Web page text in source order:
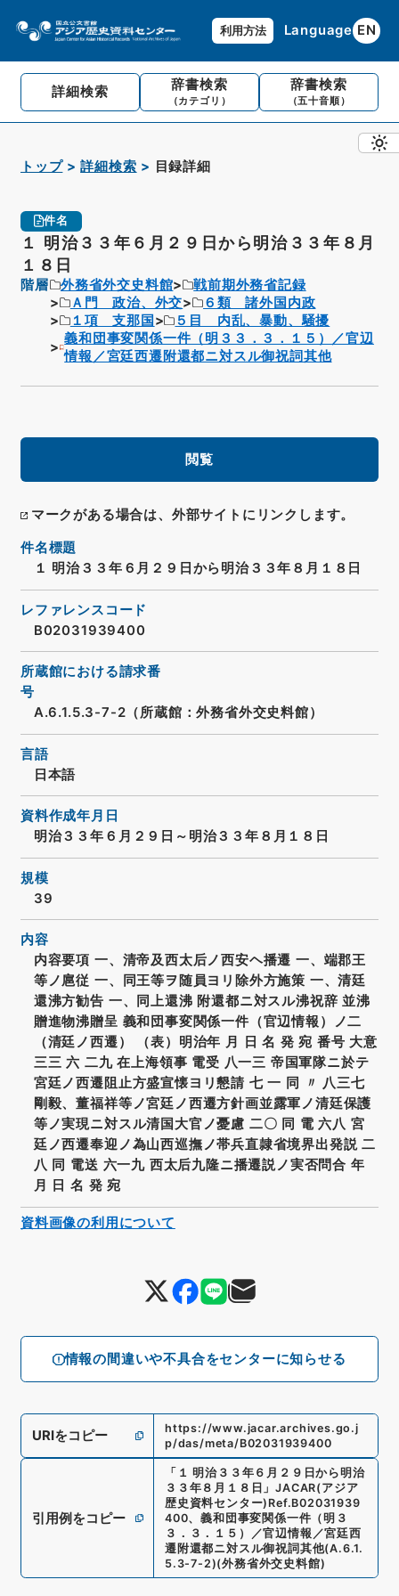
利用方法 Language EN
詳細検索 辞書検索
（カテゴリ）
辞書検索
（五十音順）
トップ 詳細検索 目録詳細
件名
１ 明治３３年６月２９日から明治３３年８月
１８日
階層 外務省外交史料館
戦前期外務省記録
Ａ門 政治、外交
６類 諸外国内政
１項 支那国
５目 内乱、暴動、騒擾
義和団事変関係一件（明３３．３．１５）／官辺
情報／宮廷西遷附還都ニ対スル御祝詞其他
閲覧
マークがある場合は、外部サイトにリンクします。
情報の間違いや不具合をセンターに知らせる
件名標題
１ 明治３３年６月２９日から明治３３年８月１８日
レファレンスコード
B02031939400
所蔵館における請求番
号
A.6.1.5.3-7-2（所蔵館：外務省外交史料館）
言語
日本語
資料作成年月日
明治３３年６月２９日～明治３３年８月１８日
規模
39
内容
内容要項 一、清帝及西太后ノ西安ヘ播遷 一、端郡王
等ノ扈従 一、同王等ヲ随員ヨリ除外方施策 一、清廷
還沸方勧告 一、同上還沸 附還都ニ対スル沸祝辞 並沸
贈進物沸贈呈 義和団事変関係一件（官辺情報）ノ二
（清廷ノ西遷） （表）明治年 月 日 名 発 宛 番号 大意
三三 六 二九 在上海領事 電受 八一三 帝国軍隊ニ於テ
宮廷ノ西遷阻止方盛宣懐ヨリ懇請 七 一 同 〃 八三七
剛毅、董福祥等ノ宮廷ノ西遷方針画並露軍ノ清廷保護
等ノ実現ニ対スル清国大官ノ憂慮 二〇 同 電 六八 宮
廷ノ西遷奉迎ノ為山西巡撫ノ帯兵直隷省境界出発説 二
八 同 電送 六一九 西太后九隆ニ播遷説ノ実否問合 年
月 日 名 発 宛
URIをコピー
https://www.jacar.archives.go.j
p/das/meta/B02031939400
引用例をコピー
「 １ 明治３３年６月２９日から明治
３３年８月１８日 」JACAR(アジア
歴史資料センター) Ref.B02031939
400、義和団事変関係一件（明３
３．３．１５）／官辺情報／宮廷西
遷附還都ニ対スル御祝詞其他(A.6.1.
5.3-7-2)(外務省外交史料館)
資料画像の利用について